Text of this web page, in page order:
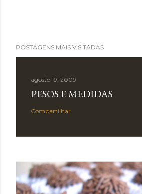
POSTAGENS MAIS VISITADAS
agosto 19, 2009
PESOS E MEDIDAS
Compartilhar